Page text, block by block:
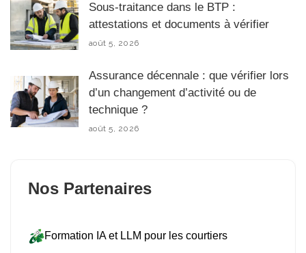
Sous-traitance dans le BTP :
attestations et documents à vérifier
août 5, 2026
Assurance décennale : que vérifier lors
d’un changement d’activité ou de
technique ?
août 5, 2026
Nos Partenaires
Formation IA et LLM pour les courtiers